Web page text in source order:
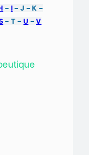
– I – J – K –
– T – U –V